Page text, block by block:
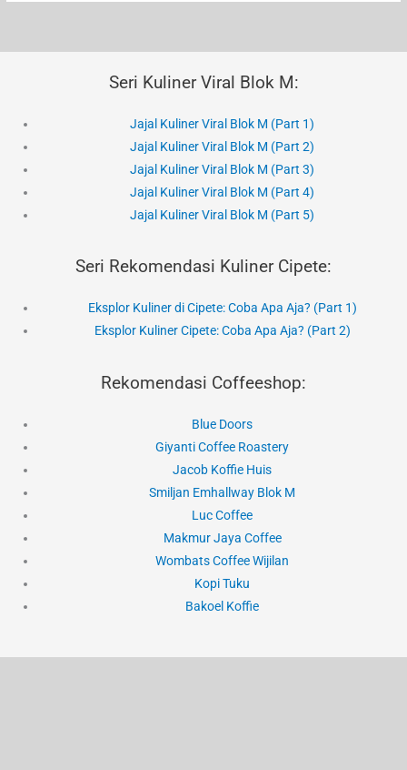
Seri Kuliner Viral Blok M:
Jajal Kuliner Viral Blok M (Part 1)
Jajal Kuliner Viral Blok M (Part 2)
Jajal Kuliner Viral Blok M (Part 3)
Jajal Kuliner Viral Blok M (Part 4)
Jajal Kuliner Viral Blok M (Part 5)
Seri Rekomendasi Kuliner Cipete:
Eksplor Kuliner di Cipete: Coba Apa Aja? (Part 1)
Eksplor Kuliner Cipete: Coba Apa Aja? (Part 2)
Rekomendasi Coffeeshop:
Blue Doors
Giyanti Coffee Roastery
Jacob Koffie Huis
Smiljan Emhallway Blok M
Luc Coffee
Makmur Jaya Coffee
Wombats Coffee Wijilan
Kopi Tuku
Bakoel Koffie